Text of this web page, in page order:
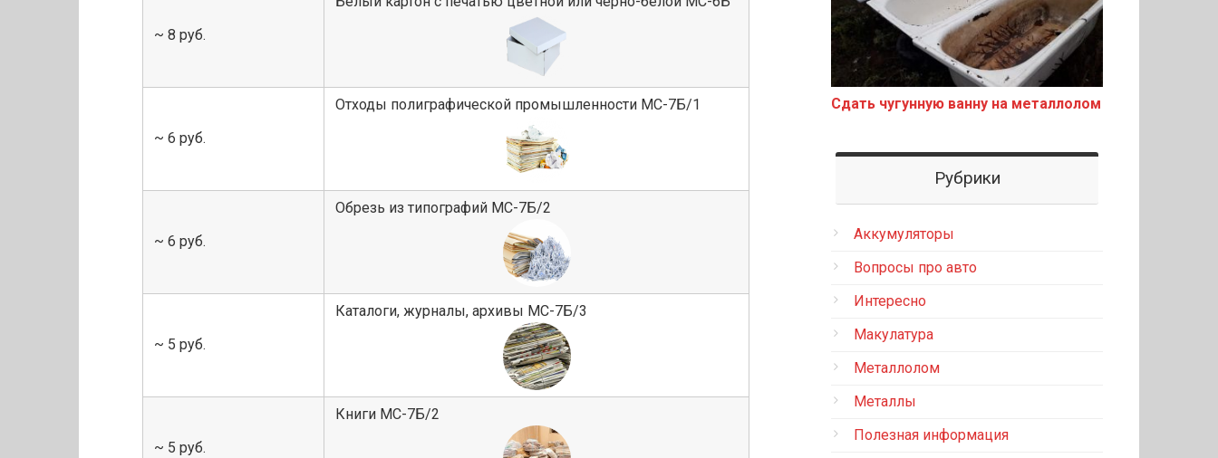
~ 8 руб.
~ 6 руб.
Отходы полиграфической промышленности МС-7Б/1
~ 6 руб.
Обрезь из типографий МС-7Б/2
~ 5 руб.
Каталоги, журналы, архивы МС-7Б/3
~ 5 руб.
Книги МС-7Б/2
Сдать чугунную ванну на металлолом
Рубрики
Аккумуляторы
Вопросы про авто
Интересно
Макулатура
Металлолом
Металлы
Полезная информация